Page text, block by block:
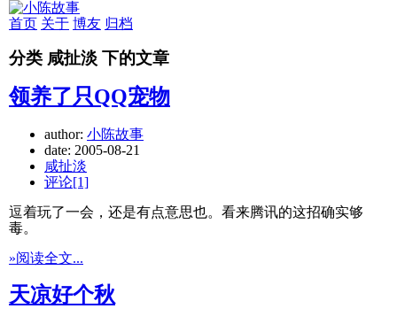
首页 关于 博友 归档
分类 咸扯淡 下的文章
领养了只QQ宠物
author: 小陈故事
date: 2005-08-21
咸扯淡
评论[1]
逗着玩了一会，还是有点意思也。看来腾讯的这招确实够
毒。
»阅读全文...
天凉好个秋